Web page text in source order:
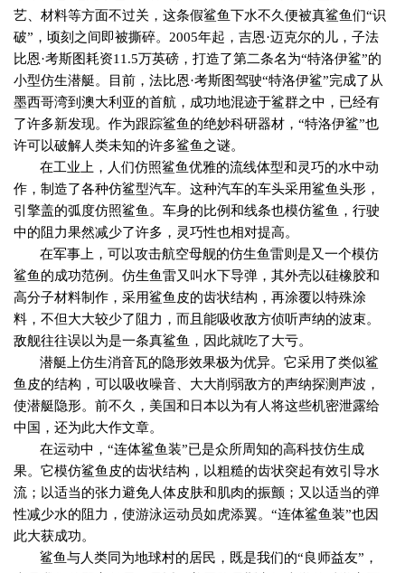
艺、材料等方面不过关，这条假鲨鱼下水不久便被真鲨鱼们“识
破”，顷刻之间即被撕碎。 2005年起，吉恩·迈克尔的儿，子法
比恩·考斯图耗资11.5万英磅，打造了第二条名为“特洛伊鲨”的
小型仿生潜艇。目前，法比恩·考斯图驾驶“特洛伊鲨”完成了从
墨西哥湾到澳大利亚的首航，成功地混迹于鲨群之中，已经有
了许多新发现。作为跟踪鲨鱼的绝妙科研器材，“特洛伊鲨”也
许可以破解人类未知的许多鲨鱼之谜。
在工业上，人们仿照鲨鱼优雅的流线体型和灵巧的水中动
作，制造了各种仿鲨型汽车。这种汽车的车头采用鲨鱼头形，
引擎盖的弧度仿照鲨鱼。车身的比例和线条也模仿鲨鱼，行驶
中的阻力果然减少了许多，灵巧性也相对提高。
在军事上，可以攻击航空母舰的仿生鱼雷则是又一个模仿
鲨鱼的成功范例。仿生鱼雷又叫水下导弹，其外壳以硅橡胶和
高分子材料制作，采用鲨鱼皮的齿状结构，再涂覆以特殊涂
料，不但大大较少了阻力，而且能吸收敌方侦听声纳的波束。
敌舰往往误以为是一条真鲨鱼，因此就吃了大亏。
潜艇上仿生消音瓦的隐形效果极为优异。它采用了类似鲨
鱼皮的结构，可以吸收噪音、大大削弱敌方的声纳探测声波，
使潜艇隐形。前不久，美国和日本以为有人将这些机密泄露给
中国，还为此大作文章。
在运动中，“连体鲨鱼装”已是众所周知的高科技仿生成
果。它模仿鲨鱼皮的齿状结构，以粗糙的齿状突起有效引导水
流；以适当的张力避免人体皮肤和肌肉的振颤；又以适当的弹
性减少水的阻力，使游泳运动员如虎添翼。“连体鲨鱼装”也因
此大获成功。
鲨鱼与人类同为地球村的居民，既是我们的“良师益友”，